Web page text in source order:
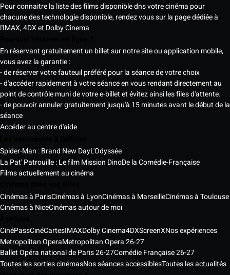
Pour connaitre la liste des films disponible dns votre cinéma pour
chacune des technologie disponible, rendez vous sur la page dédiée à
l'IMAX, 4DX et Dolby Cinema
En réservant gratuitement un billet sur notre site ou application mobile,
vous avez la garantie :
- de réserver votre fauteuil préféré pour la séance de votre choix
- d'accéder rapidement à votre séance en vous rendant directement au
point de contrôle muni de votre e-billet et évitez ainsi les files d'attente.
- de pouvoir annuler gratuitement jusqu'à 15 minutes avant le début de la
séance
Accéder au centre d'aide
Spider-Man : Brand New DayL'Odyssée
La Pat' Patrouille : Le film Mission DinoDe la Comédie-Française
Films actuellement au cinéma
Cinémas à ParisCinémas à LyonCinémas à MarseilleCinémas à Toulouse
Cinémas à NiceCinémas autour de moi
CinéPassCinéCartesIMAXDolby Cinema4DXScreenXNos expériences
Metropolitan OperaMetropolitan Opera 26-27
Ballet Opéra national de Paris 26-27Comédie Française 26-27
Toutes les sorties cinémasNos séances accessiblesToutes les actualités